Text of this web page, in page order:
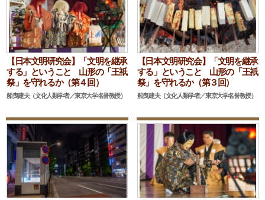
【日本文明研究会】「文明を継承
する」ということ 山形の「王祇
祭」を守れるか（第４回）
船曳建夫（文化人類学者／東京大学名誉教授）
【日本文明研究会】「文明を継承
する」ということ 山形の「王祇
祭」を守れるか（第３回）
船曳建夫（文化人類学者／東京大学名誉教授）